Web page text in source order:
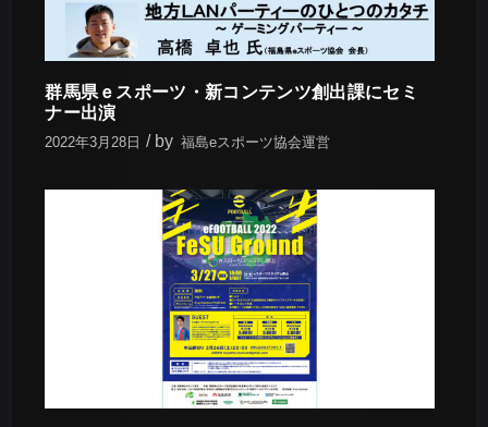
群馬県ｅスポーツ・新コンテンツ創出課にセミ
ナー出演
2022年3月28日 by 福島eスポーツ協会運営